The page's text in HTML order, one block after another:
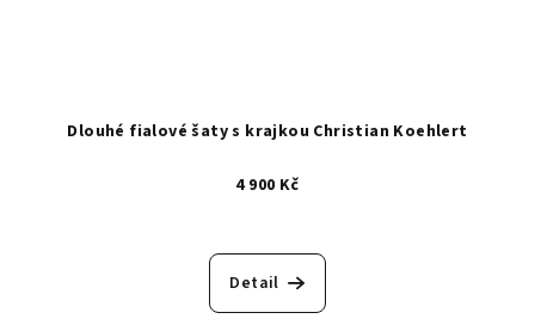
Dlouhé fialové šaty s krajkou Christian Koehlert
4 900 Kč
Detail